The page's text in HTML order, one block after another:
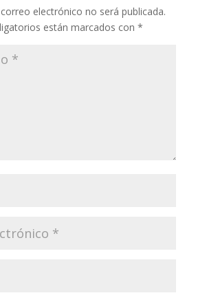
electrónico no será publicada.
están marcados con *